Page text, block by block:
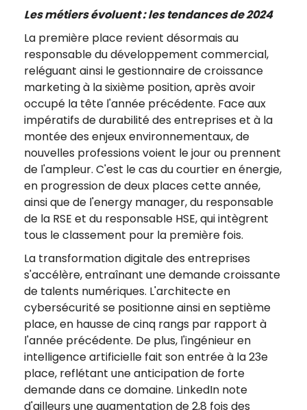
Les métiers évoluent : les tendances de 2024
La première place revient désormais au
responsable du développement commercial,
reléguant ainsi le gestionnaire de croissance
marketing à la sixième position, après avoir
occupé la tête l'année précédente. Face aux
impératifs de durabilité des entreprises et à la
montée des enjeux environnementaux, de
nouvelles professions voient le jour ou prennent
de l'ampleur. C'est le cas du courtier en énergie,
en progression de deux places cette année,
ainsi que de l'energy manager, du responsable
de la RSE et du responsable HSE, qui intègrent
tous le classement pour la première fois.
La transformation digitale des entreprises
s'accélère, entraînant une demande croissante
de talents numériques. L'architecte en
cybersécurité se positionne ainsi en septième
place, en hausse de cinq rangs par rapport à
l'année précédente. De plus, l'ingénieur en
intelligence artificielle fait son entrée à la 23e
place, reflétant une anticipation de forte
demande dans ce domaine. LinkedIn note
d'ailleurs une augmentation de 2,8 fois des